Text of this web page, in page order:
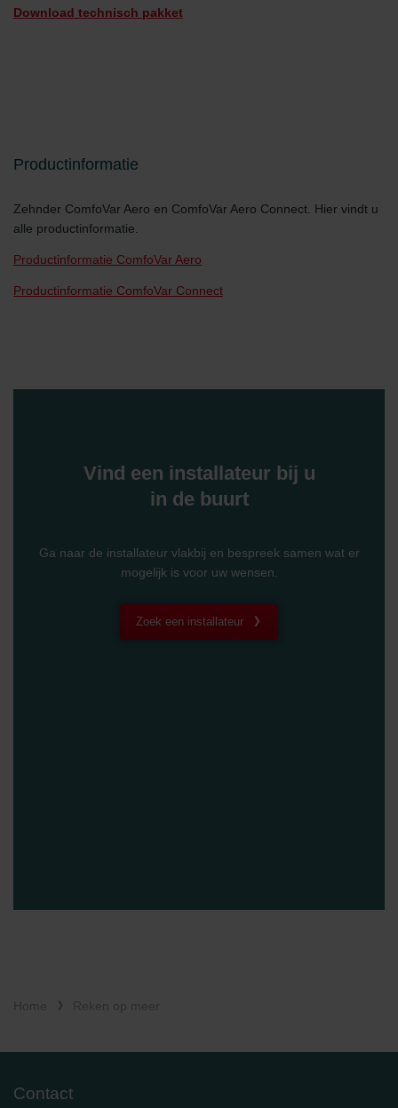
Download technisch pakket
Productinformatie
Zehnder ComfoVar Aero en ComfoVar Aero Connect. Hier vindt u
alle productinformatie.
Productinformatie ComfoVar Aero
Productinformatie ComfoVar Connect
Vind een installateur bij u
in de buurt
Ga naar de installateur vlakbij en bespreek samen wat er
mogelijk is voor uw wensen.
Zoek een installateur
Contact